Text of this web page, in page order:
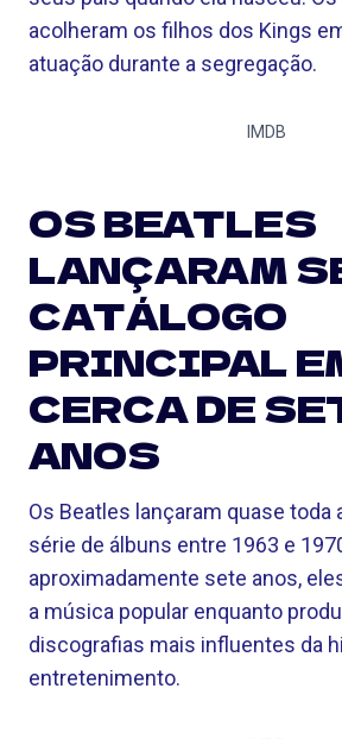
acolheram os filhos dos Kings
atuação durante a segregação.
IMDB
OS BEATLES
LANÇARAM
CATÁLOGO
PRINCIPAL
CERCA DE
ANOS
Os Beatles lançaram quase toda
série de álbuns entre 1963 e
aproximadamente sete anos,
a música popular enquanto
discografias mais influentes da
entretenimento.